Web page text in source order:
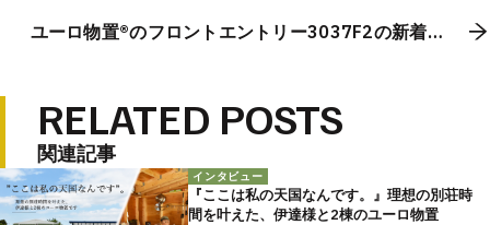
ユーロ物置®のフロントエントリー3037F2の新着施
RELATED POSTS
関連記事
インタビュー
『ここは私の天国なんです。』理想の別荘時
間を叶えた、伊達様と2棟のユーロ物置